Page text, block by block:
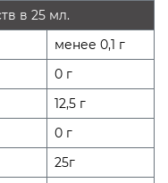
в 25 мл.
менее 0,1 г
0 г
12,5 г
0 г
25г